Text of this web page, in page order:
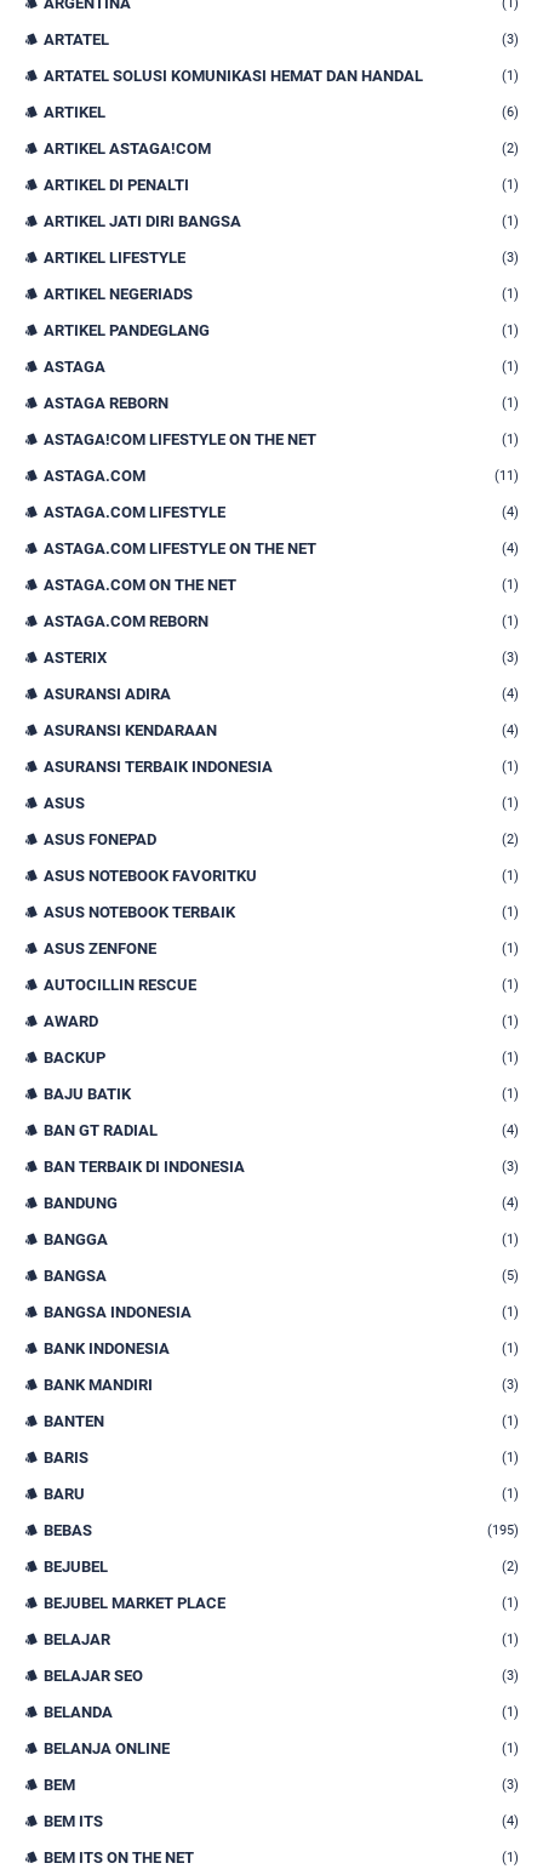
ARTATEL (3)
ARTATEL SOLUSI KOMUNIKASI HEMAT DAN HANDAL (1)
ARTIKEL (6)
ARTIKEL ASTAGA!COM (2)
ARTIKEL DI PENALTI (1)
ARTIKEL JATI DIRI BANGSA (1)
ARTIKEL LIFESTYLE (3)
ARTIKEL NEGERIADS (1)
ARTIKEL PANDEGLANG (1)
ASTAGA (1)
ASTAGA REBORN (1)
ASTAGA!COM LIFESTYLE ON THE NET (1)
ASTAGA.COM (11)
ASTAGA.COM LIFESTYLE (4)
ASTAGA.COM LIFESTYLE ON THE NET (4)
ASTAGA.COM ON THE NET (1)
ASTAGA.COM REBORN (1)
ASTERIX (3)
ASURANSI ADIRA (4)
ASURANSI KENDARAAN (4)
ASURANSI TERBAIK INDONESIA (1)
ASUS (1)
ASUS FONEPAD (2)
ASUS NOTEBOOK FAVORITKU (1)
ASUS NOTEBOOK TERBAIK (1)
ASUS ZENFONE (1)
AUTOCILLIN RESCUE (1)
AWARD (1)
BACKUP (1)
BAJU BATIK (1)
BAN GT RADIAL (4)
BAN TERBAIK DI INDONESIA (3)
BANDUNG (4)
BANGGA (1)
BANGSA (5)
BANGSA INDONESIA (1)
BANK INDONESIA (1)
BANK MANDIRI (3)
BANTEN (1)
BARIS (1)
BARU (1)
BEBAS (195)
BEJUBEL (2)
BEJUBEL MARKET PLACE (1)
BELAJAR (1)
BELAJAR SEO (3)
BELANDA (1)
BELANJA ONLINE (1)
BEM (3)
BEM ITS (4)
BEM ITS ON THE NET (1)